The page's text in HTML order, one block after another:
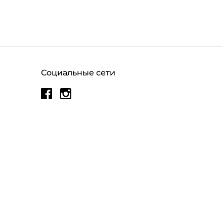
Социальные сети